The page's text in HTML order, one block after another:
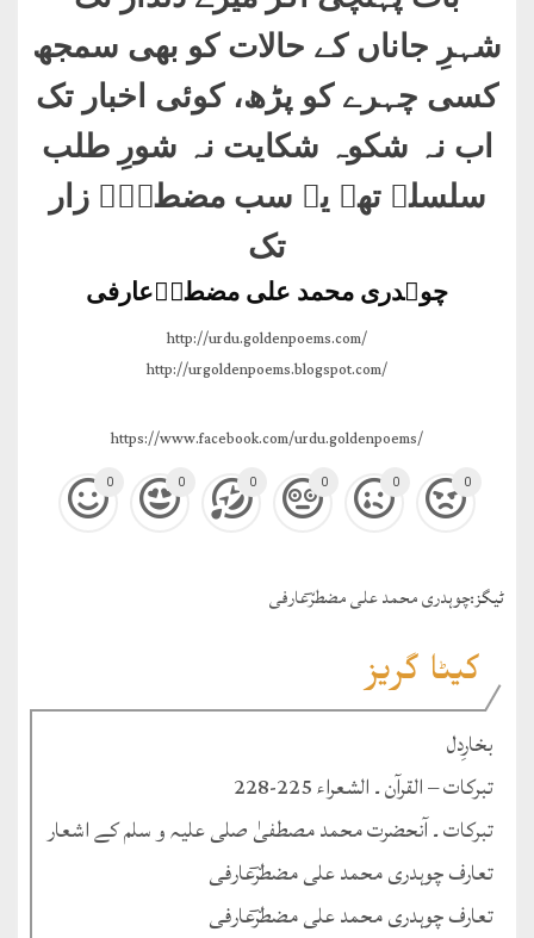
شہرِ جاناں کے حالات کو بھی سمجھ
کسی چہرے کو پڑھ، کوئی اخبار تک
اب نہ شکوہ شکایت نہ شورِ طلب
سلسلے تھے یہ سب مضطرِؔ زار
تک
چوہدری محمد علی مضطرؔعارفی
http://urdu.goldenpoems.com/
http://urgoldenpoems.blogspot.com/
https://www.facebook.com/urdu.goldenpoems/
0 0 0 0 0 0
ٹيگز:چوہدری محمد علی مضطرؔعارفی
کیٹا گریز
بخارِدل
تبرکات – القرآن ۔ الشعراء 225-228
تبرکات ۔ آنحضرت محمد مصطفیٰ صلی علیہ و سلم کے اشعار
تعارف چوہدری محمد علی مضطرؔعارفی
تعارف چوہدری محمد علی مضطرؔعارفی